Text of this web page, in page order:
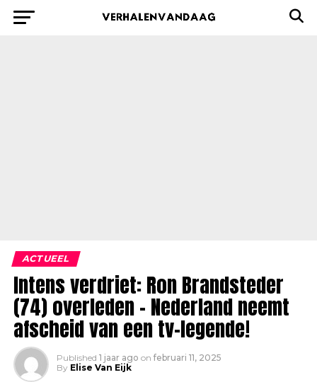
ACTUEEL
Intens verdriet: Ron Brandsteder
(74) overleden – Nederland neemt
afscheid van een tv-legende!
Published 1 jaar ago on februari 11, 2025
By Elise Van Eijk